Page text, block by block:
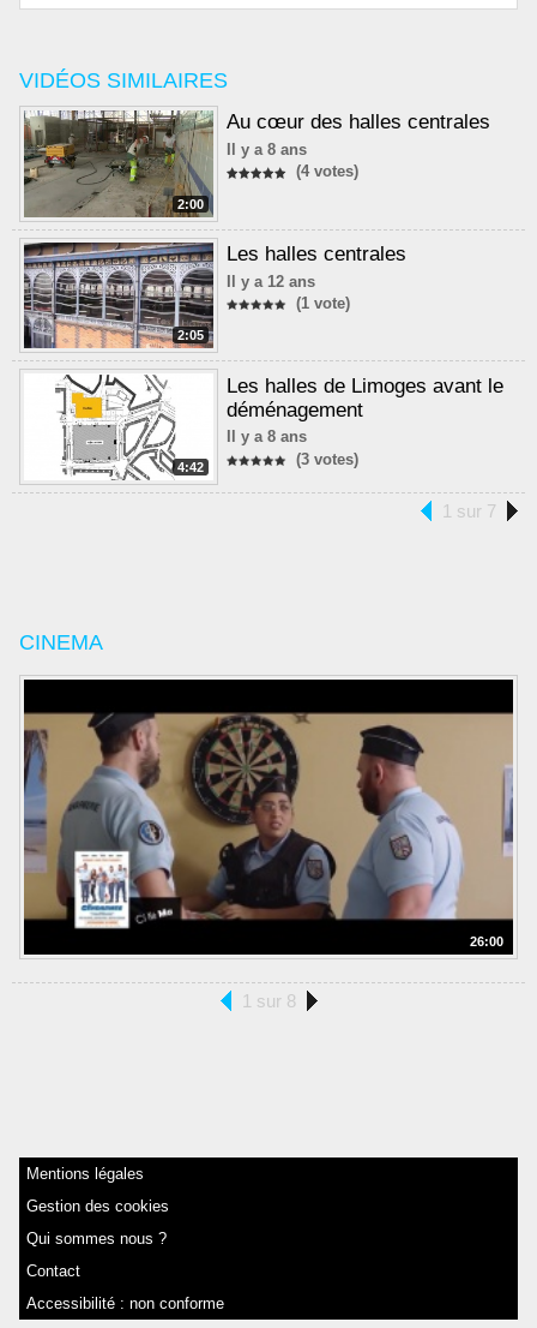
VIDÉOS SIMILAIRES
2:00
Au cœur des halles centrales
Il y a 8 ans
(4 votes)
2:05
Les halles centrales
Il y a 12 ans
(1 vote)
4:42
Les halles de Limoges avant le
déménagement
Il y a 8 ans
(3 votes)
1 sur 7
CINEMA
26:00
1 sur 8
Mentions légales
Gestion des cookies
Qui sommes nous ?
Contact
Accessibilité : non conforme